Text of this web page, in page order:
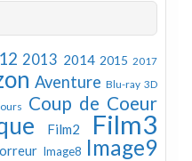
2013 2014 2015 2017
Aventure Blu-ray 3D
Coup de Coeur
Film2 Film3
Image8 Image9